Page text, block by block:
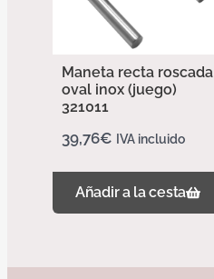
Maneta recta roscada
oval inox (juego)
321011
39,76€ IVA incluido
Añadir a la cesta